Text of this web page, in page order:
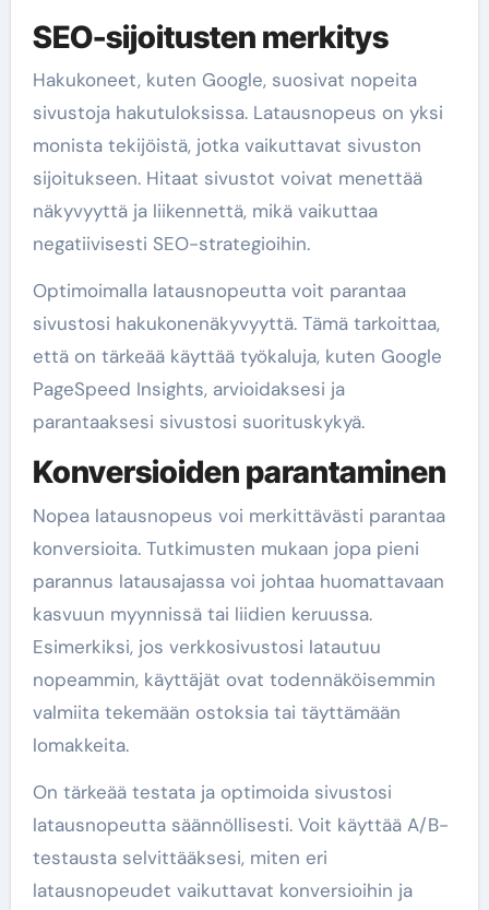
SEO-sijoitusten merkitys
Hakukoneet, kuten Google, suosivat nopeita
sivustoja hakutuloksissa. Latausnopeus on yksi
monista tekijöistä, jotka vaikuttavat sivuston
sijoitukseen. Hitaat sivustot voivat menettää
näkyvyyttä ja liikennettä, mikä vaikuttaa
negatiivisesti SEO-strategioihin.
Optimoimalla latausnopeutta voit parantaa
sivustosi hakukonenäkyvyyttä. Tämä tarkoittaa,
että on tärkeää käyttää työkaluja, kuten Google
PageSpeed Insights, arvioidaksesi ja
parantaaksesi sivustosi suorituskykyä.
Konversioiden parantaminen
Nopea latausnopeus voi merkittävästi parantaa
konversioita. Tutkimusten mukaan jopa pieni
parannus latausajassa voi johtaa huomattavaan
kasvuun myynnissä tai liidien keruussa.
Esimerkiksi, jos verkkosivustosi latautuu
nopeammin, käyttäjät ovat todennäköisemmin
valmiita tekemään ostoksia tai täyttämään
lomakkeita.
On tärkeää testata ja optimoida sivustosi
latausnopeutta säännöllisesti. Voit käyttää A/B-
testausta selvittääksesi, miten eri
latausnopeudet vaikuttavat konversioihin ja